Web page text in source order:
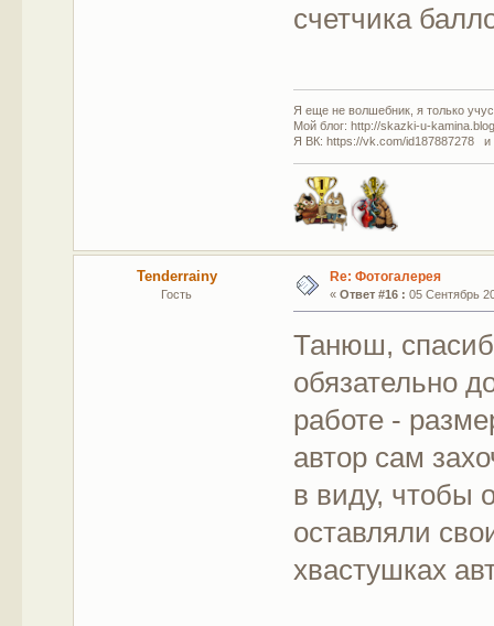
счетчика
Я еще не волшебник, я только
Мой блог: http://skazki-u-
Я ВК: https://vk.com/id187887278 и
Tenderrainy
Гость
Re: Фотогалерея
« Ответ #16 : 05 Сентябрь
Танюш,
обязательно
работе -
автор сам
в виду, чтобы
оставляли
хвастушках